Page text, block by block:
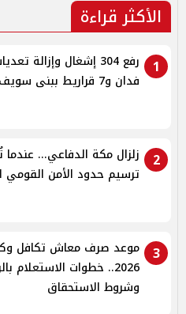
الأكثر قراءة
1
رفع 304 إشغال وإزالة
فدان و7 قراريط ببنى سويف
2
زلزال مكة الدفاعي...
ترسيم حدود الأمن القومي
3
موعد صرف معاش تكافل
2026.. خطوات الاستعلام
وشروط الاستحقاق